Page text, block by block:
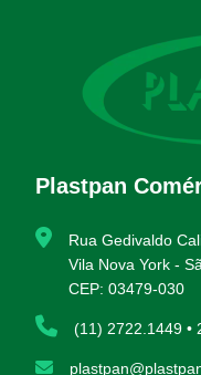
Plastpan
Rua Gedivaldo
Vila Nova York -
CEP: 03479-030
(11) 2722.1449 •